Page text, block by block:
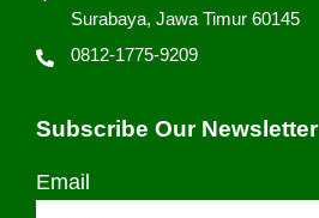
Surabaya, Jawa Timur 60145
0812-1775-9209
Subscribe Our Newsletter
Email